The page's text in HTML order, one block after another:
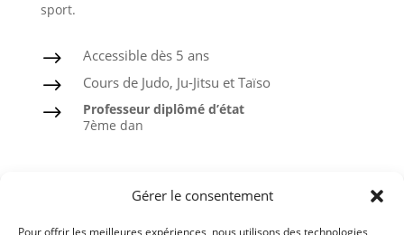
Gérer le consentement
Pour offrir les meilleures expériences, nous utilisons des technologies
sport.
$ Accessible dès 5 ans
$ Cours de Judo, Ju-Jitsu et Taïso
$
Professeur diplômé d’état
7ème dan